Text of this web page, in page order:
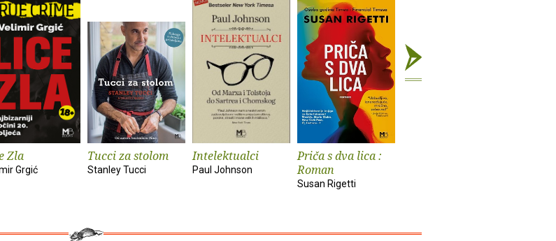
Zla
Grgić
Tucci za stolom
Stanley Tucci
Intelektualci
Paul Johnson
Priča s dva lica :
Roman
Susan Rigetti